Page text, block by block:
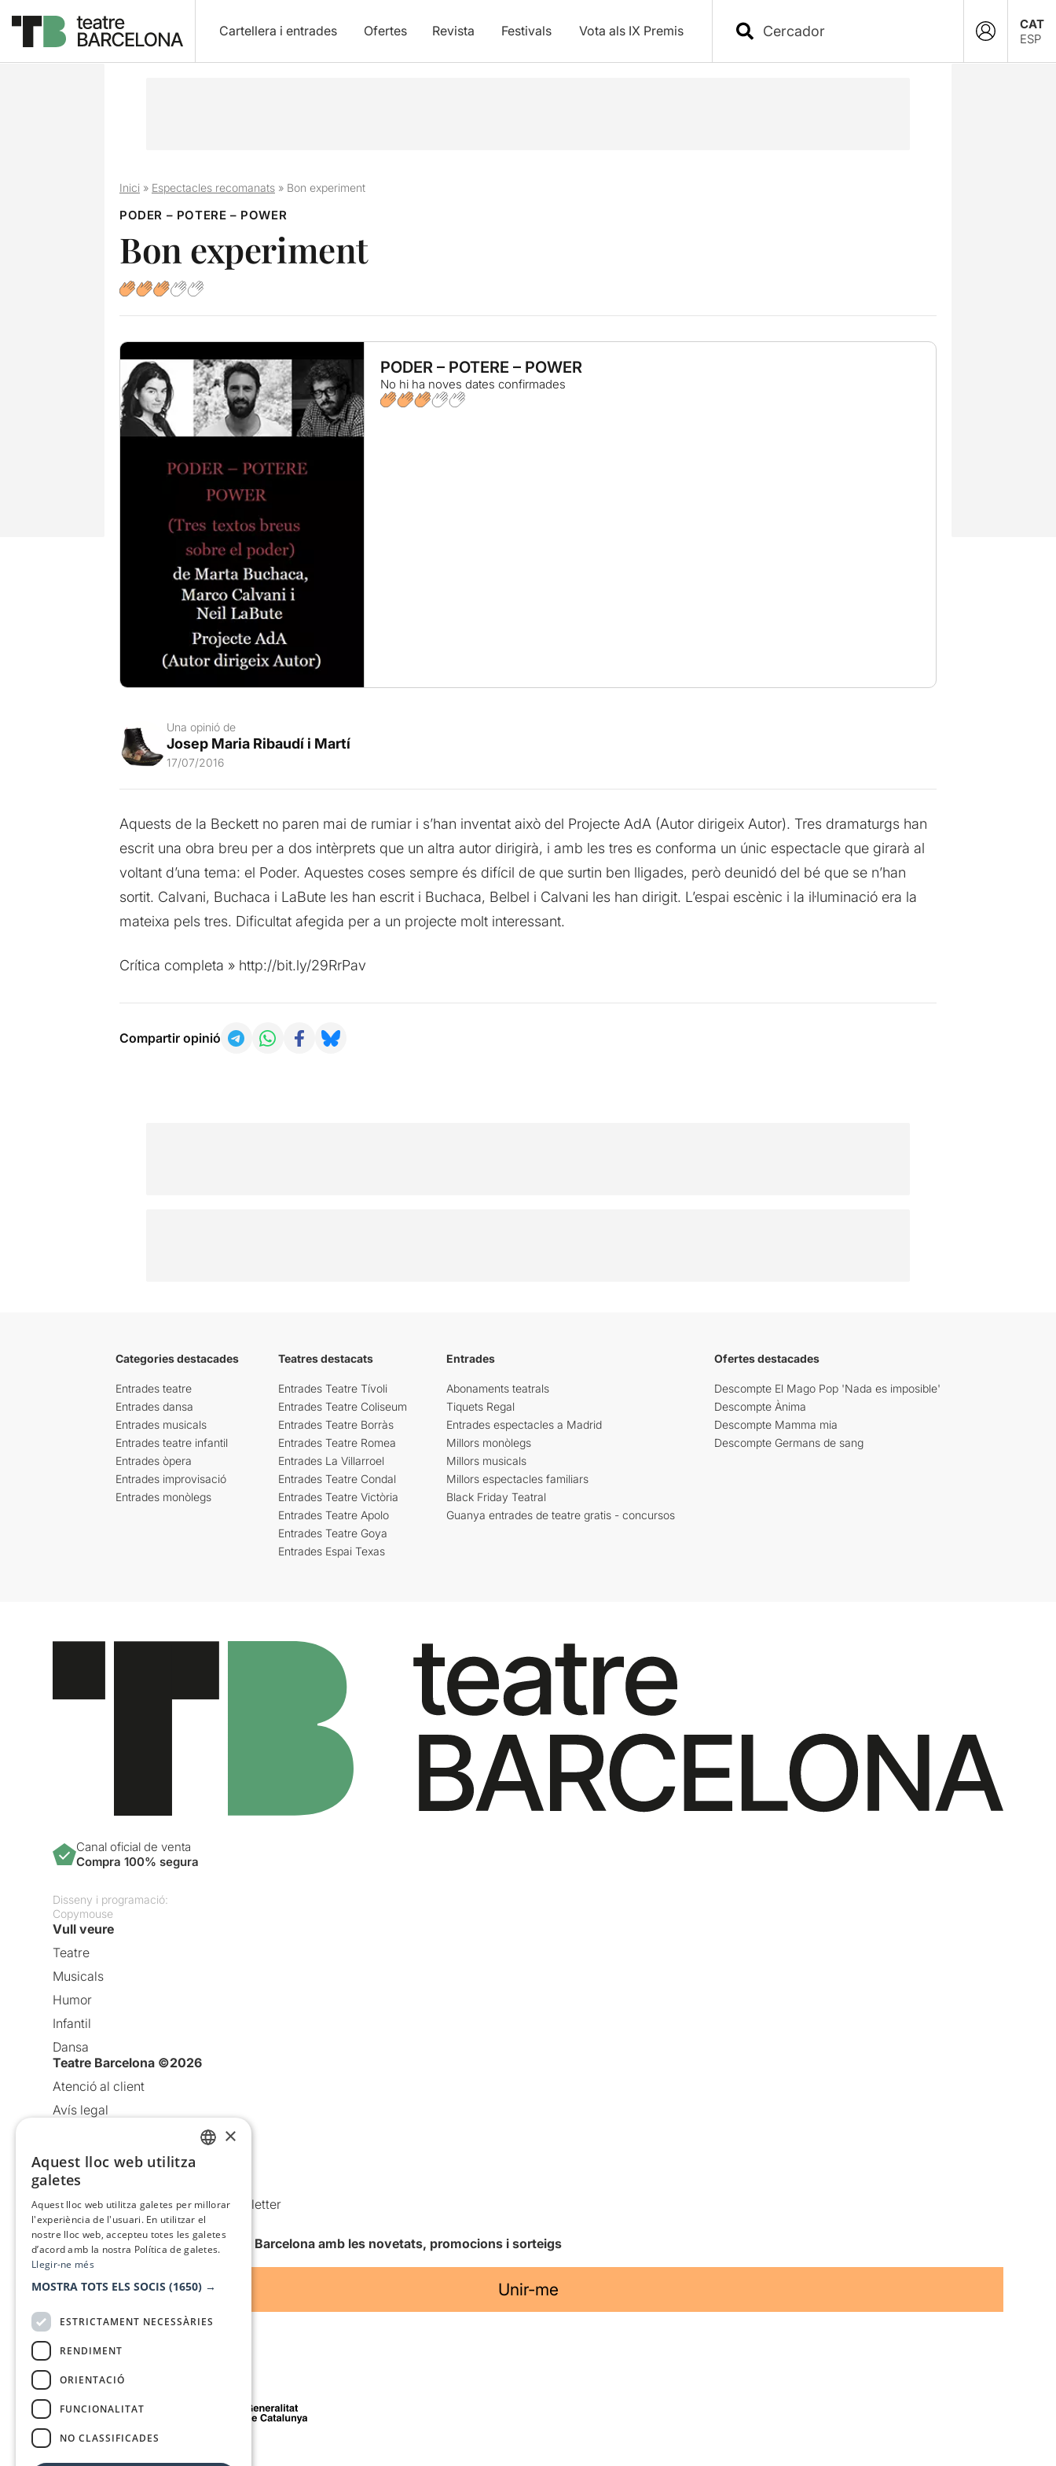
Cartellera i entrades Ofertes Revista Festivals Vota als IX Premis
CAT
ESP
Inici» Espectacles recomanats» Bon experiment
PODER – POTERE – POWER
Bon experiment
PODER – POTERE – POWER
No hi ha noves dates confirmades
Una opinió de
Josep Maria Ribaudí i Martí
17/07/2016
Aquests de la Beckett no paren mai de rumiar i s’han inventat això del Projecte AdA (Autor dirigeix Autor). Tres dramaturgs han
escrit una obra breu per a dos intèrprets que un altra autor dirigirà, i amb les tres es conforma un únic espectacle que girarà al
voltant d’una tema: el Poder. Aquestes coses sempre és difícil de que surtin ben lligades, però deunidó del bé que se n’han
sortit. Calvani, Buchaca i LaBute les han escrit i Buchaca, Belbel i Calvani les han dirigit. L’espai escènic i la il·luminació era la
mateixa pels tres. Dificultat afegida per a un projecte molt interessant.
Crítica completa » http://bit.ly/29RrPav
Compartir opinió
Categories destacades
Entrades teatre
Entrades dansa
Entrades musicals
Entrades teatre infantil
Entrades òpera
Entrades improvisació
Entrades monòlegs
Teatres destacats
Entrades Teatre Tívoli
Entrades Teatre Coliseum
Entrades Teatre Borràs
Entrades Teatre Romea
Entrades La Villarroel
Entrades Teatre Condal
Entrades Teatre Victòria
Entrades Teatre Apolo
Entrades Teatre Goya
Entrades Espai Texas
Entrades
Abonaments teatrals
Tiquets Regal
Entrades espectacles a Madrid
Millors monòlegs
Millors musicals
Millors espectacles familiars
Black Friday Teatral
Guanya entrades de teatre gratis - concursos
Ofertes destacades
Descompte El Mago Pop 'Nada es imposible'
Descompte Ànima
Descompte Mamma mia
Descompte Germans de sang
Canal oficial de venta
Compra 100% segura
Disseny i programació:
Copymouse
Vull veure
Teatre
Musicals
Humor
Infantil
Dansa
Teatre Barcelona ©2026
Atenció al client
Avís legal
Política de cookies
Condicions d’ús
Comunicacions comercials i Newsletter
Anuncia’t
Vull rebre la newsletter de Teatre Barcelona amb les novetats, promocions i sorteigs
Unir-me
Amb el suport de
×
Aquest lloc web utilitza
galetes
Aquest lloc web utilitza galetes per millorar
l'experiència de l'usuari. En utilitzar el
nostre lloc web, accepteu totes les galetes
d’acord amb la nostra Política de galetes.
Llegir-ne més
MOSTRA TOTS ELS SOCIS (1650) →
ESTRICTAMENT NECESSÀRIES
RENDIMENT
ORIENTACIÓ
FUNCIONALITAT
NO CLASSIFICADES